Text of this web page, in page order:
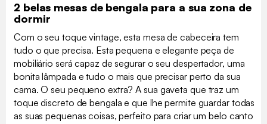
2 belas mesas de bengala para a sua zona de
dormir
Com o seu toque vintage, esta mesa de cabeceira tem
tudo o que precisa. Esta pequena e elegante peça de
mobiliário será capaz de segurar o seu despertador, uma
bonita lâmpada e tudo o mais que precisar perto da sua
cama. O seu pequeno extra? A sua gaveta que traz um
toque discreto de bengala e que lhe permite guardar todas
as suas pequenas coisas, perfeito para criar um belo canto